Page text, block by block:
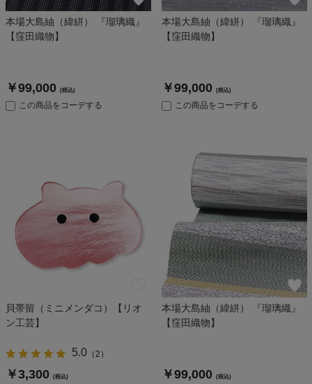
本場大島紬（緯絣） 『瑠璃織』
【窪田織物】
￥99,000 (税込)
この商品をコーデする
本場大島紬（緯絣） 『瑠璃織』
【窪田織物】
￥99,000 (税込)
この商品をコーデする
貝帯留（ミニメンダコ）【リオ
ン工芸】
5.0（2 ）
￥3,300 (税込)
本場大島紬（緯絣） 『瑠璃織』
【窪田織物】
￥99,000 (税込)